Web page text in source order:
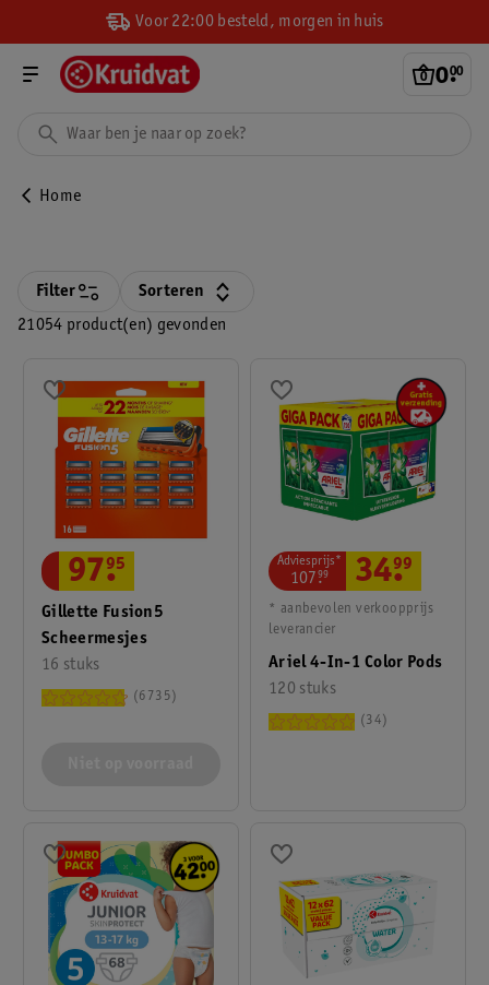
Voor 22:00 besteld, morgen in huis
0.
00
Home
21054 product(en) gevonden
Filter Sorteren
Gillette Fusion5
Scheermesjes
16 stuks
97.
95
6735
Ariel 4-In-1 Color Pods
120 stuks
Adviesprijs*
107.
99 34.
99
* aanbevolen verkoopprijs
leverancier
34